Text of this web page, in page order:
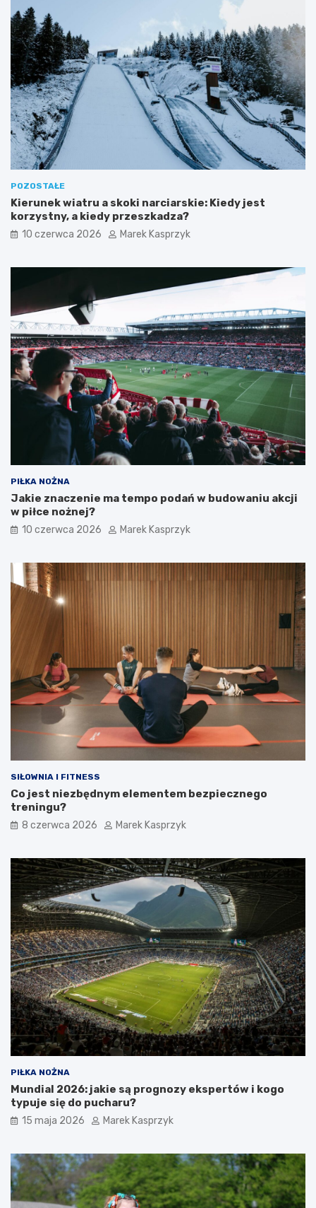
POZOSTAŁE
Kierunek wiatru a skoki narciarskie: Kiedy jest
korzystny, a kiedy przeszkadza?
10 czerwca 2026 Marek Kasprzyk
PIŁKA NOŻNA
Jakie znaczenie ma tempo podań w budowaniu akcji
w piłce nożnej?
10 czerwca 2026 Marek Kasprzyk
SIŁOWNIA I FITNESS
Co jest niezbędnym elementem bezpiecznego
treningu?
8 czerwca 2026 Marek Kasprzyk
PIŁKA NOŻNA
Mundial 2026: jakie są prognozy ekspertów i kogo
typuje się do pucharu?
15 maja 2026 Marek Kasprzyk